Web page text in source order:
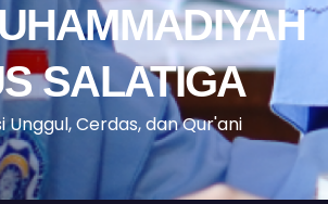
SALATIGA
Unggul, Cerdas, dan Qur'ani